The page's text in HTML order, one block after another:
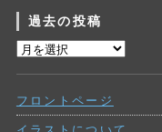
ゴ
リ
ー
過去の投稿
過
投
稿
フロントページ